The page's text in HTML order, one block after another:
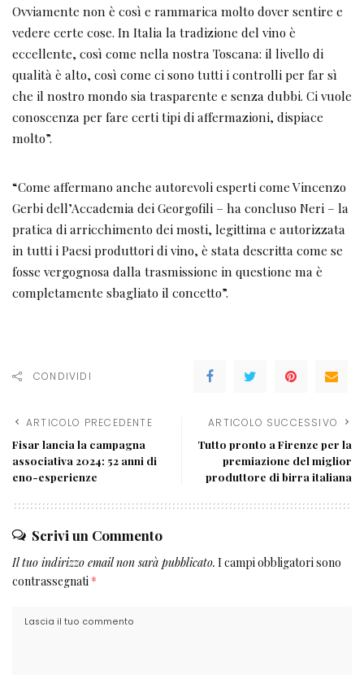
Ovviamente non è così e rammarica molto dover sentire e
vedere certe cose. In Italia la tradizione del vino è
eccellente, così come nella nostra Toscana: il livello di
qualità è alto, così come ci sono tutti i controlli per far sì
che il nostro mondo sia trasparente e senza dubbi. Ci vuole
conoscenza per fare certi tipi di affermazioni, dispiace
molto”.
“Come affermano anche autorevoli esperti come Vincenzo
Gerbi dell’Accademia dei Georgofili – ha concluso Neri – la
pratica di arricchimento dei mosti, legittima e autorizzata
in tutti i Paesi produttori di vino, è stata descritta come se
fosse vergognosa dalla trasmissione in questione ma è
completamente sbagliato il concetto”.
CONDIVIDI
ARTICOLO PRECEDENTE
Fisar lancia la campagna
associativa 2024: 52 anni di
eno-esperienze
ARTICOLO SUCCESSIVO
Tutto pronto a Firenze per la
premiazione del miglior
produttore di birra italiana
Scrivi un Commento
Il tuo indirizzo email non sarà pubblicato. I campi obbligatori sono
contrassegnati *